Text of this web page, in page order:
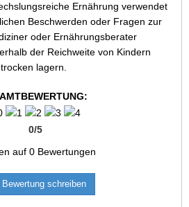
Ernährung verwendet
Beschwerden oder Fragen zur
oder Ernährungsberater
der Reichweite von Kindern
lagern.
0/5
auf 0 Bewertungen
Bewertung schreiben